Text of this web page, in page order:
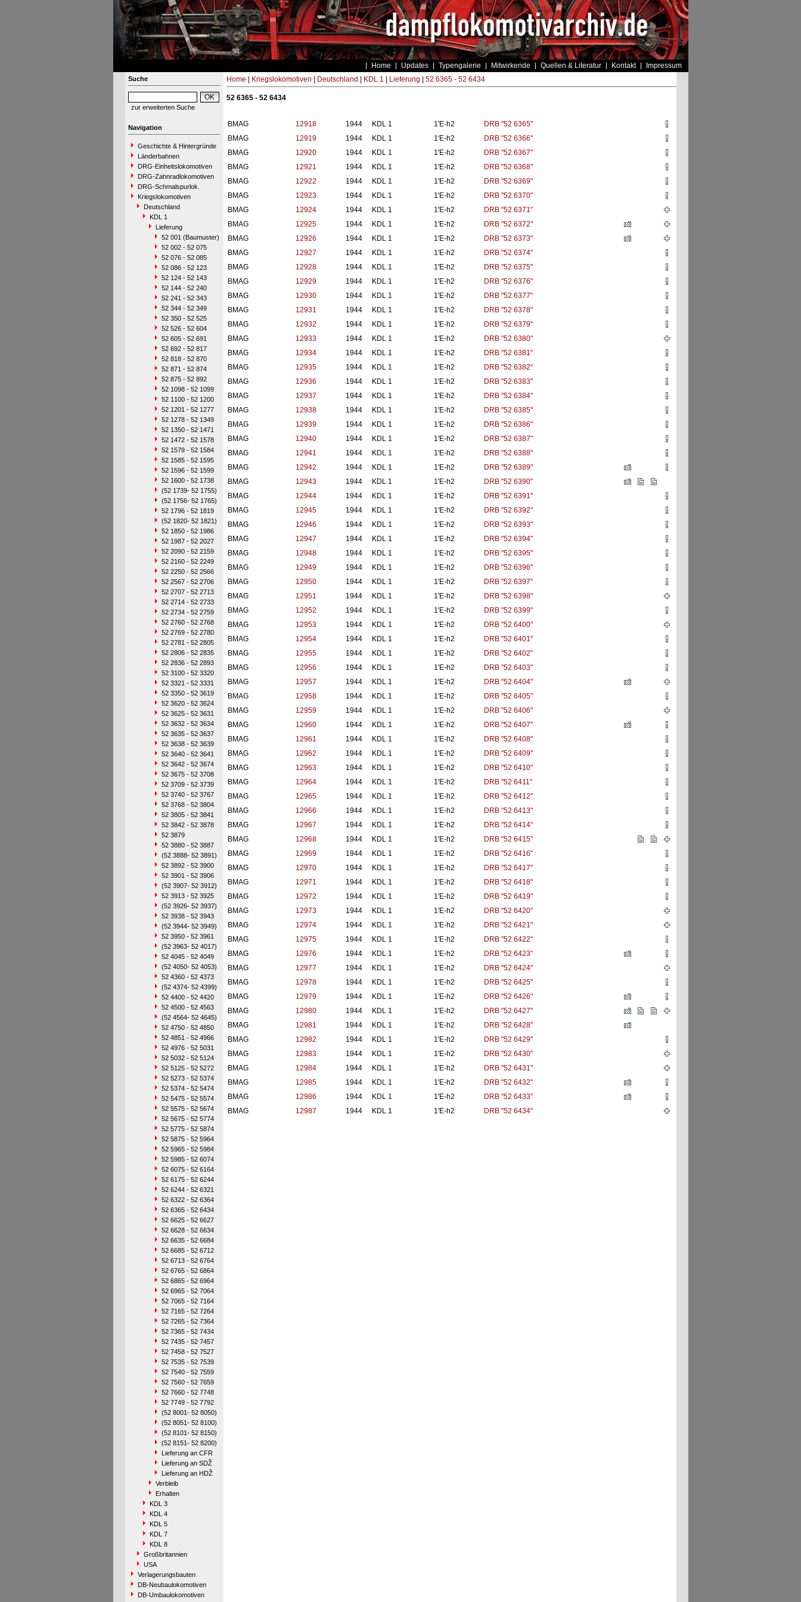
Home Updates Typengalerie Mitwirkende Quellen & Literatur Kontakt Impressum
Suche
zur erweiterten Suche
Navigation
Geschichte & Hintergründe
Länderbahnen
DRG-Einheitslokomotiven
DRG-Zahnradlokomotiven
DRG-Schmalspurlok.
Kriegslokomotiven
Deutschland
KDL 1
Lieferung
52 001 (Baumuster)
52 002 - 52 075
52 076 - 52 085
52 086 - 52 123
52 124 - 52 143
52 144 - 52 240
52 241 - 52 343
52 344 - 52 349
52 350 - 52 525
52 526 - 52 604
52 605 - 52 691
52 692 - 52 817
52 818 - 52 870
52 871 - 52 874
52 875 - 52 892
52 1098 - 52 1099
52 1100 - 52 1200
52 1201 - 52 1277
52 1278 - 52 1349
52 1350 - 52 1471
52 1472 - 52 1578
52 1579 - 52 1584
52 1585 - 52 1595
52 1596 - 52 1599
52 1600 - 52 1738
(52 1739- 52 1755)
(52 1756- 52 1765)
52 1796 - 52 1819
(52 1820- 52 1821)
52 1850 - 52 1986
52 1987 - 52 2027
52 2090 - 52 2159
52 2160 - 52 2249
52 2250 - 52 2566
52 2567 - 52 2706
52 2707 - 52 2713
52 2714 - 52 2733
52 2734 - 52 2759
52 2760 - 52 2768
52 2769 - 52 2780
52 2781 - 52 2805
52 2806 - 52 2835
52 2836 - 52 2893
52 3100 - 52 3320
52 3321 - 52 3331
52 3350 - 52 3619
52 3620 - 52 3624
52 3625 - 52 3631
52 3632 - 52 3634
52 3635 - 52 3637
52 3638 - 52 3639
52 3640 - 52 3641
52 3642 - 52 3674
52 3675 - 52 3708
52 3709 - 52 3739
52 3740 - 52 3767
52 3768 - 52 3804
52 3805 - 52 3841
52 3842 - 52 3878
52 3879
52 3880 - 52 3887
(52 3888- 52 3891)
52 3892 - 52 3900
52 3901 - 52 3906
(52 3907- 52 3912)
52 3913 - 52 3925
(52 3926- 52 3937)
52 3938 - 52 3943
(52 3944- 52 3949)
52 3950 - 52 3961
(52 3963- 52 4017)
52 4045 - 52 4049
(52 4050- 52 4053)
52 4360 - 52 4373
(52 4374- 52 4399)
52 4400 - 52 4420
52 4500 - 52 4563
(52 4564- 52 4645)
52 4750 - 52 4850
52 4851 - 52 4966
52 4976 - 52 5031
52 5032 - 52 5124
52 5125 - 52 5272
52 5273 - 52 5374
52 5374 - 52 5474
52 5475 - 52 5574
52 5575 - 52 5674
52 5675 - 52 5774
52 5775 - 52 5874
52 5875 - 52 5964
52 5965 - 52 5984
52 5985 - 52 6074
52 6075 - 52 6164
52 6175 - 52 6244
52 6244 - 52 6321
52 6322 - 52 6364
52 6365 - 52 6434
52 6625 - 52 6627
52 6628 - 52 6634
52 6635 - 52 6684
52 6685 - 52 6712
52 6713 - 52 6764
52 6765 - 52 6864
52 6865 - 52 6964
52 6965 - 52 7064
52 7065 - 52 7164
52 7165 - 52 7264
52 7265 - 52 7364
52 7365 - 52 7434
52 7435 - 52 7457
52 7458 - 52 7527
52 7535 - 52 7539
52 7540 - 52 7559
52 7560 - 52 7659
52 7660 - 52 7748
52 7749 - 52 7792
(52 8001- 52 8050)
(52 8051- 52 8100)
(52 8101- 52 8150)
(52 8151- 52 8200)
Lieferung an CFR
Lieferung an SDŽ
Lieferung an HDŽ
Verbleib
Erhalten
KDL 3
KDL 4
KDL 5
KDL 7
KDL 8
Großbritannien
USA
Verlagerungsbauten
DB-Neubaulokomotiven
DB-Umbaulokomotiven
Home Kriegslokomotiven Deutschland KDL 1 Lieferung 52 6365 - 52 6434
52 6365 - 52 6434
BMAG 12918 1944 KDL 1 1'E-h2
DRB "52 6365"
BMAG
12919 1944 KDL 1 1'E-h2
DRB "52 6366"
BMAG
12920 1944 KDL 1 1'E-h2
DRB "52 6367"
BMAG
12921 1944 KDL 1 1'E-h2
DRB "52 6368"
BMAG
12922 1944 KDL 1 1'E-h2
DRB "52 6369"
BMAG
12923 1944 KDL 1 1'E-h2
DRB "52 6370"
BMAG
12924 1944 KDL 1 1'E-h2
DRB "52 6371"
BMAG
12925 1944 KDL 1 1'E-h2
DRB "52 6372"
BMAG
12926 1944 KDL 1 1'E-h2
DRB "52 6373"
BMAG
12927 1944 KDL 1 1'E-h2
DRB "52 6374"
BMAG
12928 1944 KDL 1 1'E-h2
DRB "52 6375"
BMAG
12929 1944 KDL 1 1'E-h2
DRB "52 6376"
BMAG
12930 1944 KDL 1 1'E-h2
DRB "52 6377"
BMAG
12931 1944 KDL 1 1'E-h2
DRB "52 6378"
BMAG
12932 1944 KDL 1 1'E-h2
DRB "52 6379"
BMAG
12933 1944 KDL 1 1'E-h2
DRB "52 6380"
BMAG
12934 1944 KDL 1 1'E-h2
DRB "52 6381"
BMAG
12935 1944 KDL 1 1'E-h2
DRB "52 6382"
BMAG
12936 1944 KDL 1 1'E-h2
DRB "52 6383"
BMAG
12937 1944 KDL 1 1'E-h2
DRB "52 6384"
BMAG
12938 1944 KDL 1 1'E-h2
DRB "52 6385"
BMAG
12939 1944 KDL 1 1'E-h2
DRB "52 6386"
BMAG
12940 1944 KDL 1 1'E-h2
DRB "52 6387"
BMAG
12941 1944 KDL 1 1'E-h2
DRB "52 6388"
BMAG
12942 1944 KDL 1 1'E-h2
DRB "52 6389"
BMAG
12943 1944 KDL 1 1'E-h2
DRB "52 6390"
BMAG
12944 1944 KDL 1 1'E-h2
DRB "52 6391"
BMAG
12945 1944 KDL 1 1'E-h2
DRB "52 6392"
BMAG
12946 1944 KDL 1 1'E-h2
DRB "52 6393"
BMAG
12947 1944 KDL 1 1'E-h2
DRB "52 6394"
BMAG
12948 1944 KDL 1 1'E-h2
DRB "52 6395"
BMAG
12949 1944 KDL 1 1'E-h2
DRB "52 6396"
BMAG
12950 1944 KDL 1 1'E-h2
DRB "52 6397"
BMAG
12951 1944 KDL 1 1'E-h2
DRB "52 6398"
BMAG
12952 1944 KDL 1 1'E-h2
DRB "52 6399"
BMAG
12953 1944 KDL 1 1'E-h2
DRB "52 6400"
BMAG
12954 1944 KDL 1 1'E-h2
DRB "52 6401"
BMAG
12955 1944 KDL 1 1'E-h2
DRB "52 6402"
BMAG
12956 1944 KDL 1 1'E-h2
DRB "52 6403"
BMAG
12957 1944 KDL 1 1'E-h2
DRB "52 6404"
BMAG
12958 1944 KDL 1 1'E-h2
DRB "52 6405"
BMAG
12959 1944 KDL 1 1'E-h2
DRB "52 6406"
BMAG
12960 1944 KDL 1 1'E-h2
DRB "52 6407"
BMAG
12961 1944 KDL 1 1'E-h2
DRB "52 6408"
BMAG
12962 1944 KDL 1 1'E-h2
DRB "52 6409"
BMAG
12963 1944 KDL 1 1'E-h2
DRB "52 6410"
BMAG
12964 1944 KDL 1 1'E-h2
DRB "52 6411"
BMAG
12965 1944 KDL 1 1'E-h2
DRB "52 6412"
BMAG
12966 1944 KDL 1 1'E-h2
DRB "52 6413"
BMAG
12967 1944 KDL 1 1'E-h2
DRB "52 6414"
BMAG
12968 1944 KDL 1 1'E-h2
DRB "52 6415"
BMAG
12969 1944 KDL 1 1'E-h2
DRB "52 6416"
BMAG
12970 1944 KDL 1 1'E-h2
DRB "52 6417"
BMAG
12971 1944 KDL 1 1'E-h2
DRB "52 6418"
BMAG
12972 1944 KDL 1 1'E-h2
DRB "52 6419"
BMAG
12973 1944 KDL 1 1'E-h2
DRB "52 6420"
BMAG
12974 1944 KDL 1 1'E-h2
DRB "52 6421"
BMAG
12975 1944 KDL 1 1'E-h2
DRB "52 6422"
BMAG
12976 1944 KDL 1 1'E-h2
DRB "52 6423"
BMAG
12977 1944 KDL 1 1'E-h2
DRB "52 6424"
BMAG
12978 1944 KDL 1 1'E-h2
DRB "52 6425"
BMAG
12979 1944 KDL 1 1'E-h2
DRB "52 6426"
BMAG
12980 1944 KDL 1 1'E-h2
DRB "52 6427"
BMAG
12981 1944 KDL 1 1'E-h2
DRB "52 6428"
BMAG
12982 1944 KDL 1 1'E-h2
DRB "52 6429"
BMAG
12983 1944 KDL 1 1'E-h2
DRB "52 6430"
BMAG
12984 1944 KDL 1 1'E-h2
DRB "52 6431"
BMAG
12985 1944 KDL 1 1'E-h2
DRB "52 6432"
BMAG
12986 1944 KDL 1 1'E-h2
DRB "52 6433"
BMAG
12987 1944 KDL 1 1'E-h2 DRB "52 6434"